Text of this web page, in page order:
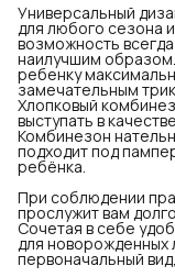
Универсальный
для любого сезона
возможность
наилучшим
ребенку
замечательным
Хлопковый
выступать в
Комбинезон
подходит под
ребёнка.
При соблюдении
прослужит вам
Сочетая в себе
для новорожденных
первоначальный